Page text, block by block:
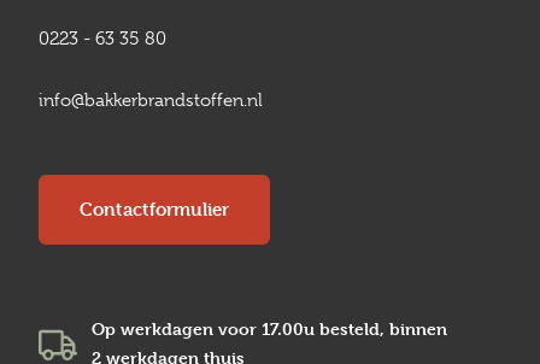
0223 - 63 35 80
info@bakkerbrandstoffen.nl
Contactformulier
Op werkdagen voor 17.00u besteld, binnen
2 werkdagen thuis